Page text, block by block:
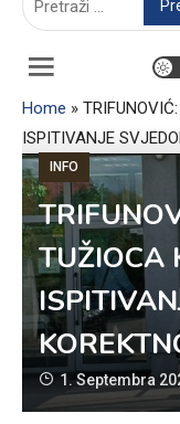
Home »
ISPITIVANJE
INFO
TUŽIOCA
1. Septembra